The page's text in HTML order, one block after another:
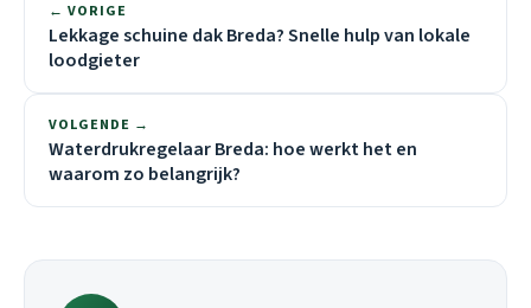
← VORIGE
Lekkage schuine dak Breda? Snelle hulp van lokale
loodgieter
VOLGENDE →
Waterdrukregelaar Breda: hoe werkt het en
waarom zo belangrijk?